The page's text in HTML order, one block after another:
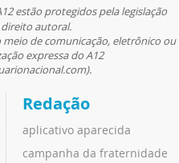
estão protegidos pela legislação
autoral.
de comunicação, eletrônico ou
expressa do A12
Redação
aplicativo aparecida
campanha da fraternidade